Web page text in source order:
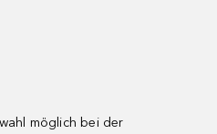
möglich bei der